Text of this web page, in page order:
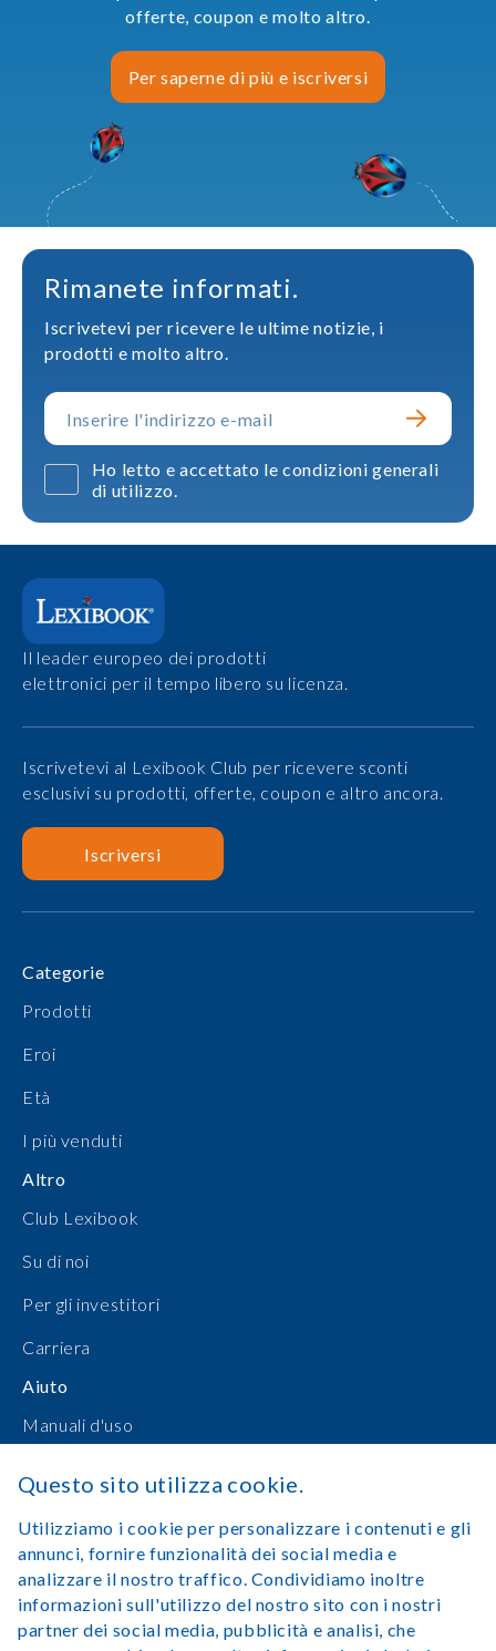
offerte, coupon e molto altro.
Per saperne di più e iscriversi
Rimanete informati.
Iscrivetevi per ricevere le ultime notizie, i
prodotti e molto altro.
Ho letto e accettato le condizioni generali
di utilizzo.
Il leader europeo dei prodotti
elettronici per il tempo libero su licenza.
Iscrivetevi al Lexibook Club per ricevere sconti
esclusivi su prodotti, offerte, coupon e altro ancora.
Iscriversi
Categorie
Prodotti
Eroi
Età
I più venduti
Altro
Club Lexibook
Su di noi
Per gli investitori
Carriera
Aiuto
Manuali d'uso
Accedi
Questo sito utilizza cookie.
Utilizziamo i cookie per personalizzare i contenuti e gli
annunci, fornire funzionalità dei social media e
analizzare il nostro traffico. Condividiamo inoltre
informazioni sull'utilizzo del nostro sito con i nostri
partner dei social media, pubblicità e analisi, che